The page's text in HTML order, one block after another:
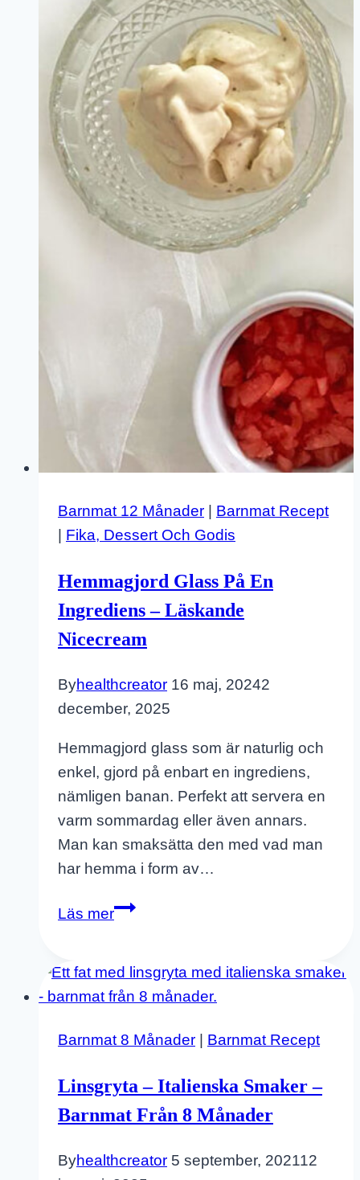
Barnmat 12 Månader
Barnmat Recept
Fika, Dessert Och Godis
Hemmagjord Glass På En
Ingrediens – Läskande
Nicecream
Byhealthcreator 16 maj, 20242
december, 2025
Hemmagjord glass som är naturlig och
enkel, gjord på enbart en ingrediens,
nämligen banan. Perfekt att servera en
varm sommardag eller även annars.
Man kan smaksätta den med vad man
har hemma i form av…
Läs merHemmagjord
En
Ingrediens
Läskande
Nicecream
Barnmat 8 Månader Barnmat Recept
Linsgryta – Italienska Smaker –
Barnmat Från 8 Månader
Byhealthcreator 5 september, 202112